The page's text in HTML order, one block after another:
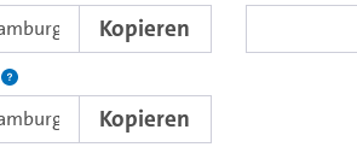
Kopieren
Verwenden Sie diesen Link, um ein Video in
Kopieren